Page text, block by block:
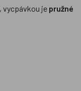
, vycpávkou je pružné